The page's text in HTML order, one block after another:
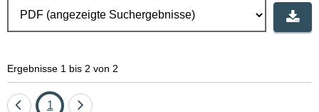
Ergebnisse 1 bis 2 von 2
EineSeite
1
Eine